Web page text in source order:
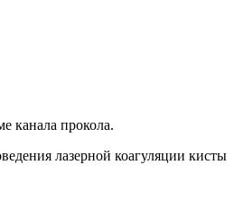
канала прокола.
лазерной коагуляции кисты